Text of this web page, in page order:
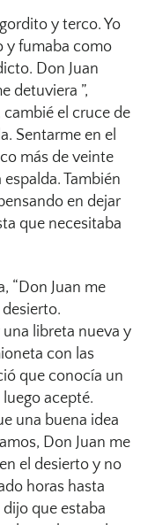
y terco. Yo
y fumaba como
Don Juan
detuviera ”,
el cruce de
Sentarme en el
más de veinte
También
en dejar
que necesitaba
“Don Juan me
libreta nueva y
con las
que conocía un
acepté.
una buena idea
Don Juan me
el desierto y no
horas hasta
que estaba